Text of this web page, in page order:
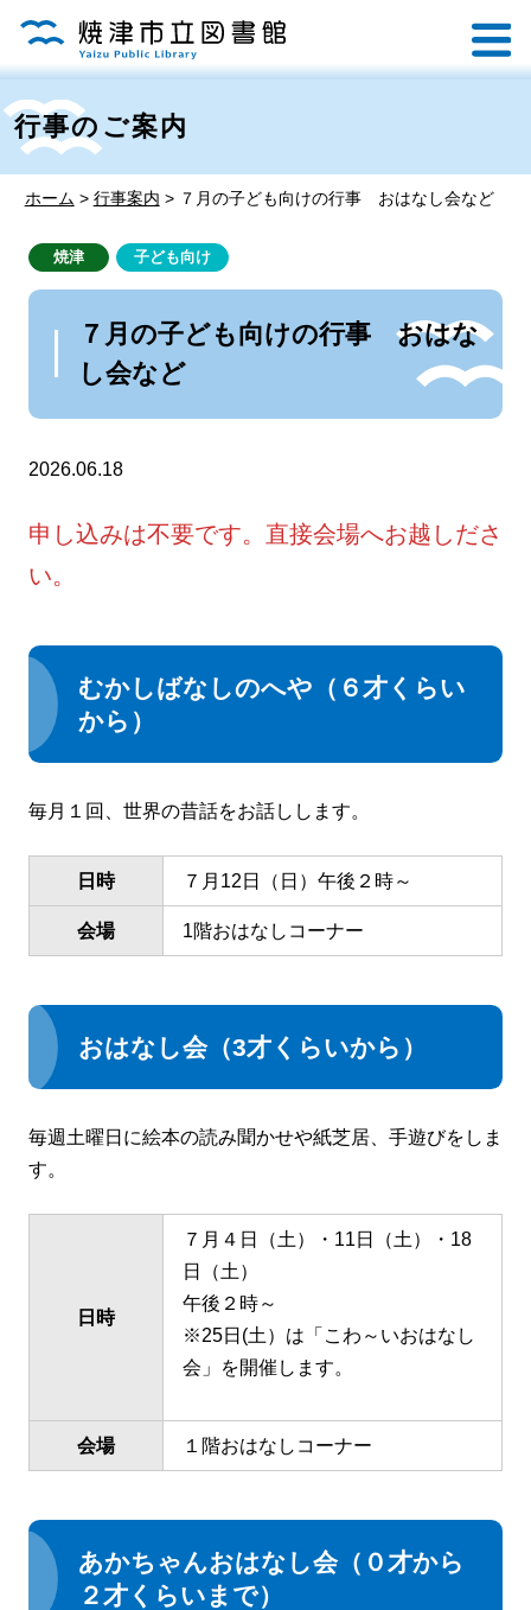
行事のご案内
ホーム > 行事案内 > ７月の子ども向けの行事 おはなし会など
焼津 子ども向け
７月の子ども向けの行事 おはな
し会など
2026.06.18
申し込みは不要です。直接会場へお越しださ
い。
むかしばなしのへや（６才くらい
から）
毎月１回、世界の昔話をお話しします。
日時 ７月12日（日）午後２時～
会場 1階おはなしコーナー
おはなし会（3才くらいから）
毎週土曜日に絵本の読み聞かせや紙芝居、手遊びをしま
す。
日時
７月４日（土）・11日（土）・18
日（土）
午後２時～
※25日(土）は「こわ～いおはなし
会」を開催します。
会場 １階おはなしコーナー
あかちゃんおはなし会（０才から
２才くらいまで）